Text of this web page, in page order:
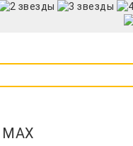
MAX